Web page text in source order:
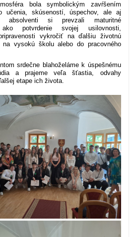
bola symbolickým zavŕšením
učenia, skúseností, úspechov, ale aj
absolventi si prevzali maturitné
ako potvrdenie svojej usilovnosti,
vykročiť na ďalšiu životnú
vysokú školu alebo do pracovného
srdečne blahoželáme k úspešnému
a prajeme veľa šťastia, odvahy
etape ich života.